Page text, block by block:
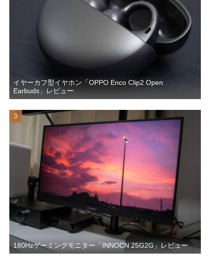
イヤーカフ型イヤホン「OPPO Enco Clip2 Open
Earbuds」レビュー
180Hzゲーミングモニター「INNOCN 25G2G」レビュー